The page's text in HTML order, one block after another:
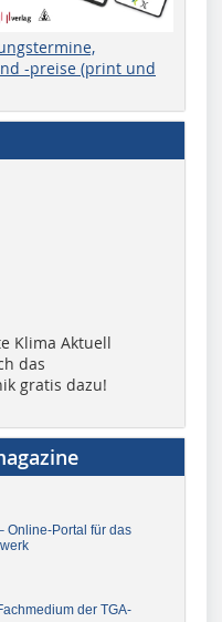
-preise (print und
Klima Aktuell
das
gratis dazu!
Online-Portal für das
der TGA-